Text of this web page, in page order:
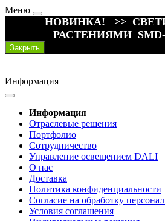
Меню
НОВИНКА! >>
РАСТЕНИЯМИ SMD-
Закрыть
Информация
Информация
Отраслевые решения
Портфолио
Сотрудничество
Управление освещением DALI
О нас
Доставка
Политика конфиденциальности
Согласие на обработку
Условия соглашения